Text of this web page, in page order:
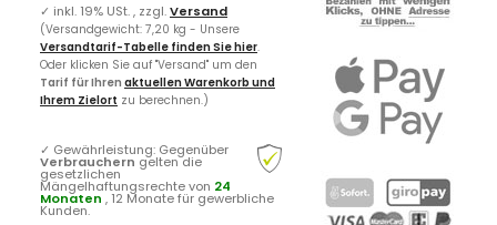
✓ inkl. 19% USt. , zzgl.Versand
(Versandgewicht: 7,20 kg - Unsere
Versandtarif-Tabelle finden Sie hier.
Oder klicken Sie auf "Versand" um den
Tarif für Ihren aktuellen Warenkorb und
Ihrem Zielort zu berechnen.)
✓ Gewährleistung: Gegenüber
Verbrauchern gelten die
gesetzlichen
Mängelhaftungsrechte von 24
Monaten , 12 Monate für gewerbliche
Kunden.